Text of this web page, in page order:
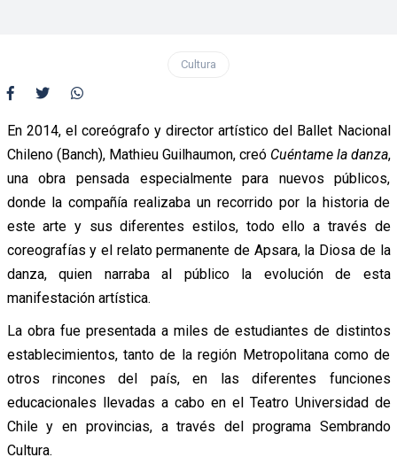
Cultura
En 2014, el coreógrafo y director artístico del Ballet Nacional
Chileno (Banch), Mathieu Guilhaumon, creó Cuéntame la danza,
una obra pensada especialmente para nuevos públicos,
donde la compañía realizaba un recorrido por la historia de
este arte y sus diferentes estilos, todo ello a través de
coreografías y el relato permanente de Apsara, la Diosa de la
danza, quien narraba al público la evolución de esta
manifestación artística.
La obra fue presentada a miles de estudiantes de distintos
establecimientos, tanto de la región Metropolitana como de
otros rincones del país, en las diferentes funciones
educacionales llevadas a cabo en el Teatro Universidad de
Chile y en provincias, a través del programa Sembrando
Cultura.